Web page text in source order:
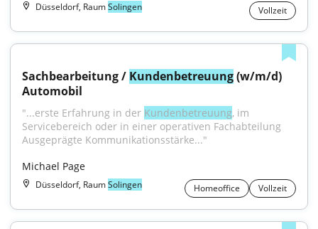
Düsseldorf, RaumSolingen Vollzeit
Sachbearbeitung / Kundenbetreuung (w/m/d)
Automobil
"...erste Erfahrung in der Kundenbetreuung, im
Servicebereich oder in einer operativen Fachabteilung
Ausgeprägte Kommunikationsstärke..."
Michael Page
Düsseldorf, RaumSolingen Homeoffice Vollzeit